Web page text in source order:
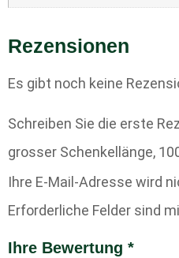
Rezensionen
Es gibt noch keine
Schreiben Sie die erste
grosser Schenkellänge,
Ihre E-Mail-Adresse wird
Erforderliche Felder sind
Ihre Bewertung *